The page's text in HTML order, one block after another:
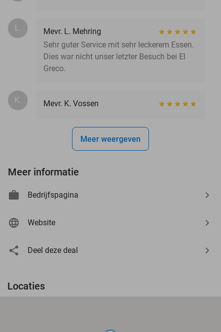
L.
Mevr. L. Mehring
Sehr guter Service mit sehr leckerem Essen.
Dies war nicht unser letzter Besuch bei El
Greco.
K. Mevr. K. Vossen
Meer weergeven
Meer informatie
Bedrijfspagina
Website
Deel deze deal
Locaties